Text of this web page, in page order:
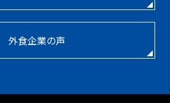
外食企業の声